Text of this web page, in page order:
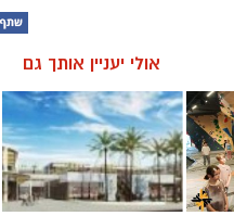
אולי יעניין אותך גם